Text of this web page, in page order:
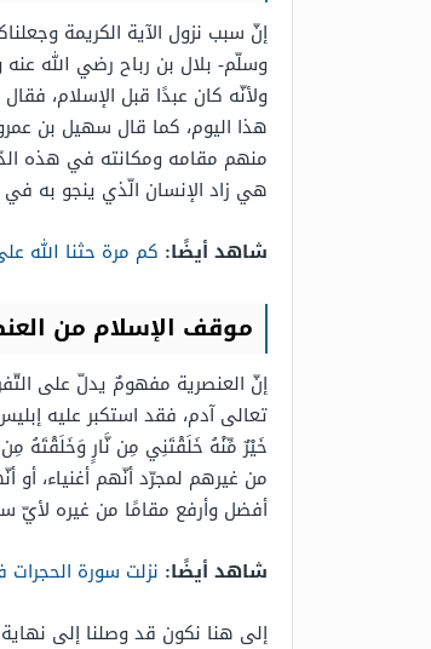
إنّ سبب نزول الآية الكريمة
وسلّم- بلال بن رباح رضي الله عنه
ولأنّه كان عبدًا قبل الإسلام،
هذا اليوم، كما قال سهيل بن
منهم مقامه ومكانته في هذه
هي زاد الإنسان الّذي ينجو به في
شاهد أيضًا: كم مرة حثنا الله
موقف الإسلام من
إنّ العنصرية مفهومٌ يدلّ على
تعالى آدم، فقد استكبر عليه
خَيْرٌ مِّنْهُ خَلَقْتَنِي مِن نَّارٍ وَخَلَقْتَهُ
من غيرهم لمجرّد أنّهم أغنياء،
أفضل وأرفع مقامًا من غيره لأيّ
شاهد أيضًا: نزلت سورة
إلى هنا نكون قد وصلنا إلى